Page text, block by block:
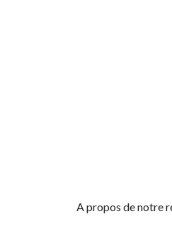
A propos de notre